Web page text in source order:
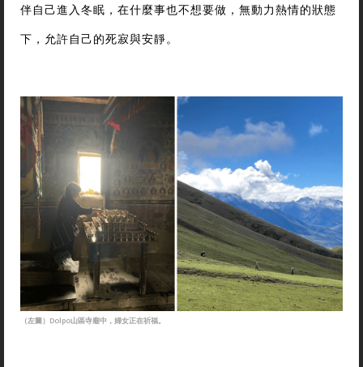
伴自己進入冬眠，在什麼事也不想要做，無動力熱情的狀態
下，允許自己的死寂與安靜。
（左圖）Dolpo山區寺廟中，婦女正在祈福。